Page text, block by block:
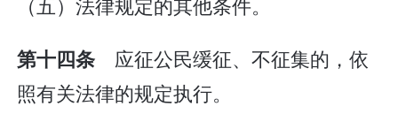
第十四条 应征公民缓征、不征集的，依
照有关法律的规定执行。